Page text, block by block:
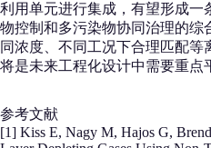
利用单元进行集成，有望形成一
物控制和多污染物协同治理的综
同浓度、不同工况下合理匹配等
将是未来工程化设计中需要重点
参考文献
[1] Kiss E, Nagy M, Hajos G,